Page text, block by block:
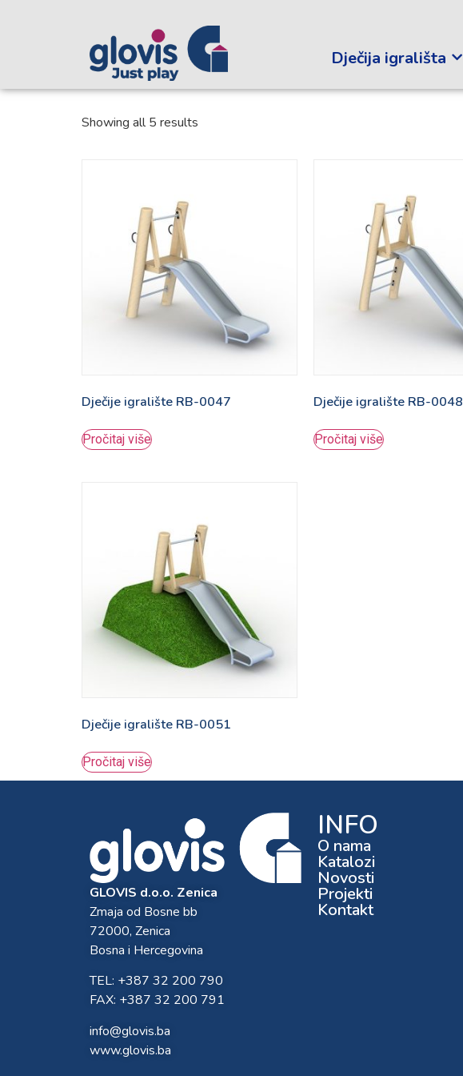
Dječija igrališta
Showing all 5 results
Dječije igralište RB-0047
Pročitaj više
Dječije igralište RB-0048
Pročitaj više
Dječije igralište RB-0051
Pročitaj više
GLOVIS d.o.o. Zenica
Zmaja od Bosne bb
72000, Zenica
Bosna i Hercegovina
TEL: +387 32 200 790
FAX: +387 32 200 791
info@glovis.ba
www.glovis.ba
INFO
O nama
Katalozi
Novosti
Projekti
Kontakt